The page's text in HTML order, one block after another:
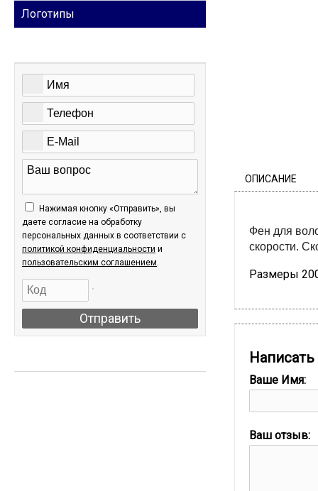
Логотипы
Нажимая кнопку «Отправить», вы
даете согласие на обработку
персональных данных в соответствии c
политикой конфиденциальности и
пользовательским соглашением.
Отправить
ОПИСАНИЕ
Фен для
скорости.
Размеры
Ваше Имя:
Ваш отзыв: